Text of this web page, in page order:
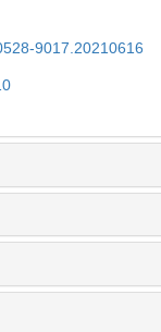
9017.20210616